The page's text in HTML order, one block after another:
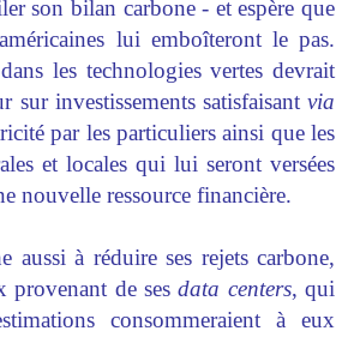
son bilan carbone - et espère que
lui emboîteront le pas.
les technologies vertes devrait
sur investissements satisfaisant via
par les particuliers ainsi que les
et locales qui lui seront versées
nouvelle ressource financière.
aussi à réduire ses rejets carbone,
provenant de sesdata centers, qui
consommeraient à eux